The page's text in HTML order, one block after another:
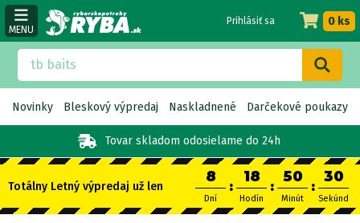
MENU
Tovar skladom odosielame do 24h
Prihlásiť sa 0 ks
Novinky Bleskový výpredaj Naskladnené Darčekové poukazy
Totálny Letný výpredaj už len
8
Dní
:
18
Hodín
:
50
Minút
:
30
Sekúnd